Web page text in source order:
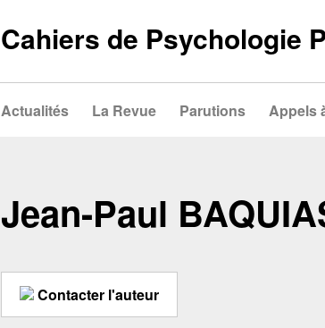
Cahiers de Psychologie
Actualités La Revue Parutions Appels
Jean-Paul
Contacter l'auteur